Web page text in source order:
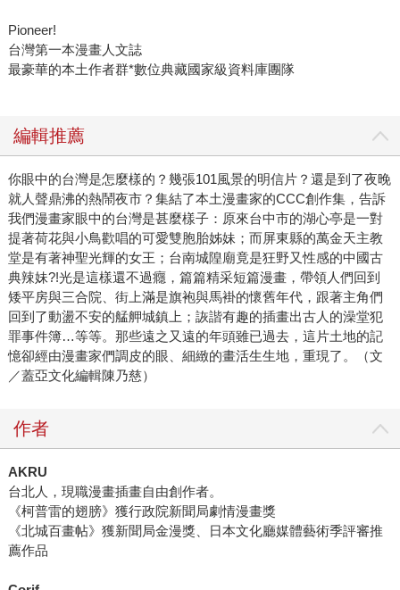
Pioneer!
台灣第一本漫畫人文誌
最豪華的本土作者群*數位典藏國家級資料庫團隊
編輯推薦
你眼中的台灣是怎麼樣的？幾張101風景的明信片？還是到了夜晚
就人聲鼎沸的熱鬧夜市？集結了本土漫畫家的CCC創作集，告訴
我們漫畫家眼中的台灣是甚麼樣子：原來台中市的湖心亭是一對
提著荷花與小鳥歡唱的可愛雙胞胎姊妹；而屏東縣的萬金天主教
堂是有著神聖光輝的女王；台南城隍廟竟是狂野又性感的中國古
典辣妹?!光是這樣還不過癮，篇篇精采短篇漫畫，帶領人們回到
矮平房與三合院、街上滿是旗袍與馬褂的懷舊年代，跟著主角們
回到了動盪不安的艋舺城鎮上；詼諧有趣的插畫出古人的澡堂犯
罪事件簿…等等。那些遠之又遠的年頭雖已過去，這片土地的記
憶卻經由漫畫家們調皮的眼、細緻的畫活生生地，重現了。（文
／蓋亞文化編輯陳乃慈）
作者
AKRU
台北人，現職漫畫插畫自由創作者。
《柯普雷的翅膀》獲行政院新聞局劇情漫畫獎
《北城百畫帖》獲新聞局金漫獎、日本文化廳媒體藝術季評審推
薦作品